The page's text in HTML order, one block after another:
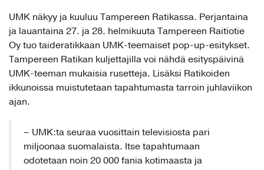
UMK näkyy ja kuuluu Tampereen Ratikassa. Perjantaina
ja lauantaina 27. ja 28. helmikuuta Tampereen Raitiotie
Oy tuo taideratikkaan UMK-teemaiset pop-up-esitykset.
Tampereen Ratikan kuljettajilla voi nähdä esityspäivinä
UMK-teeman mukaisia rusetteja. Lisäksi Ratikoiden
ikkunoissa muistutetaan tapahtumasta tarroin juhlaviikon
ajan.
– UMK:ta seuraa vuosittain televisiosta pari
miljoonaa suomalaista. Itse tapahtumaan
odotetaan noin 20 000 fania kotimaasta ja